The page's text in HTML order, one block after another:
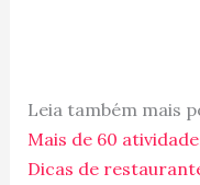
Leia também mais
Mais de 60
Dicas de